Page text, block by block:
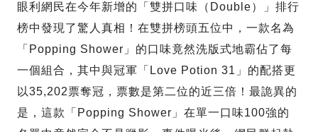
眼利網民在今年新增的「雙拼口味（Double）」排行
榜中發現了驚人真相！在雙拼榜頭五位中，一款名為
「Popping Shower」的口味竟然洗版式地霸佔了每
一個組合，其中與冠軍「Love Potion 31」的配搭更
以35,202票奪冠，票數是第二位的近三倍！最詭異的
是，這款「Popping Shower」在單一口味100強的